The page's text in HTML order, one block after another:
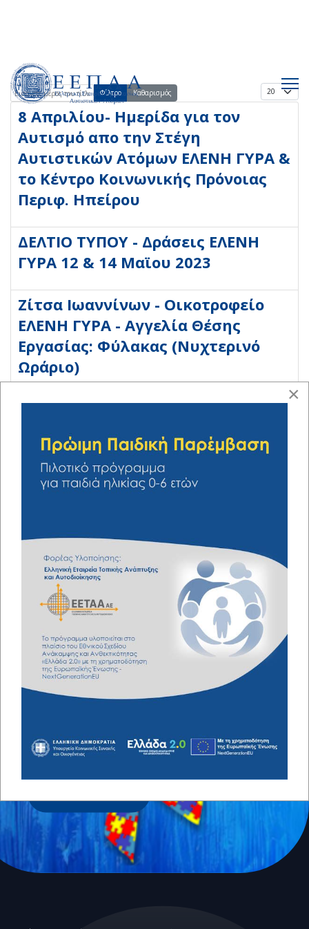
Εισάγετε μέρος του τίτλου.
Φίλτρο Καθαρισμός
8 Απριλίου- Ημερίδα για τον
Αυτισμό απο την Στέγη
Αυτιστικών Ατόμων ΕΛΕΝΗ ΓΥΡΑ &
το Κέντρο Κοινωνικής Πρόνοιας
Περιφ. Ηπείρου
ΔΕΛΤΙΟ ΤΥΠΟΥ - Δράσεις ΕΛΕΝΗ
ΓΥΡΑ 12 & 14 Μαϊου 2023
Ζίτσα Ιωαννίνων - Οικοτροφείο
ΕΛΕΝΗ ΓΥΡΑ - Αγγελία Θέσης
Εργασίας: Φύλακας (Νυχτερινό
Ωράριο)
Οικοτροφείο Στέγη Αυτιστικών
Ατόμων ΕΛΕΝΗ ΓΥΡΑ - ΔΡΑΣΗ ΣΤΗ
ΖΩΣΙΜΑΙΑ ΒΙΒΛΙΟΘΗΚΗ ΜΕ ΤΟ
ΝΗΠΙΑΓΩΓΕΙΟ ΚΛΗΜΑΤΙΑΣ
×